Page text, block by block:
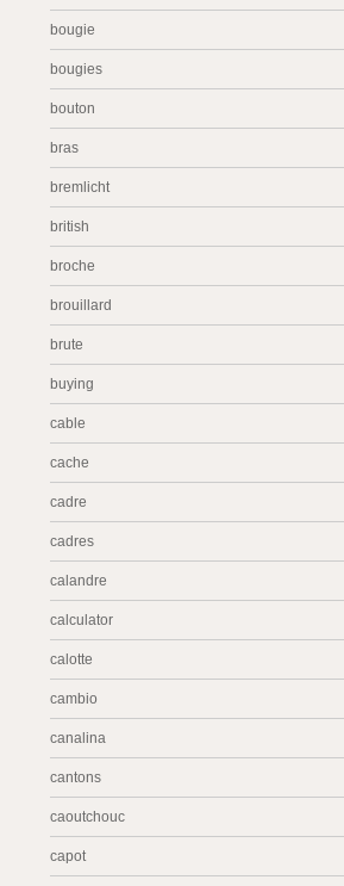
bougie
bougies
bouton
bras
bremlicht
british
broche
brouillard
brute
buying
cable
cache
cadre
cadres
calandre
calculator
calotte
cambio
canalina
cantons
caoutchouc
capot